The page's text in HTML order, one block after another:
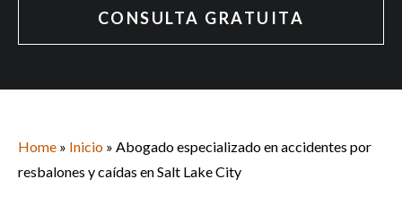
CONSULTA GRATUITA
Home » Inicio » Abogado especializado en accidentes por
resbalones y caídas en Salt Lake City